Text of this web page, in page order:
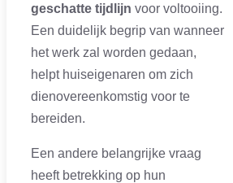
geschatte tijdlijn voor voltooiing.
Een duidelijk begrip van wanneer
het werk zal worden gedaan,
helpt huiseigenaren om zich
dienovereenkomstig voor te
bereiden.
Een andere belangrijke vraag
heeft betrekking op hun